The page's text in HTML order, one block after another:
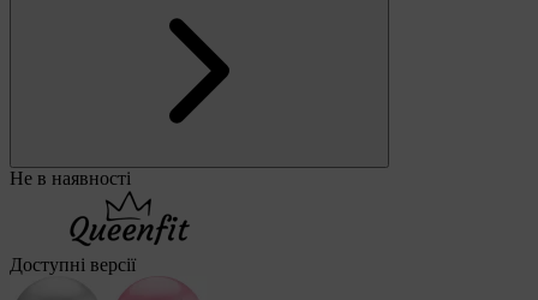
Не в наявності
Доступні версії